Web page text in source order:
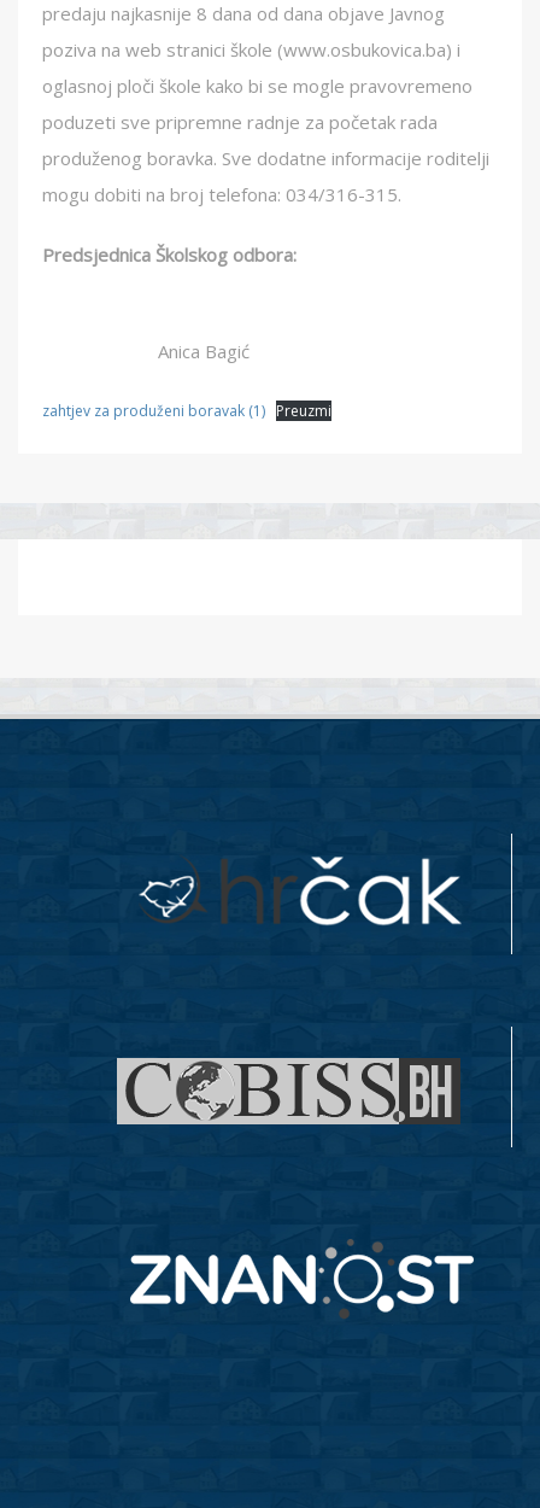
predaju najkasnije 8 dana od dana objave Javnog
poziva na web stranici škole (www.osbukovica.ba) i
oglasnoj ploči škole kako bi se mogle pravovremeno
poduzeti sve pripremne radnje za početak rada
produženog boravka. Sve dodatne informacije roditelji
mogu dobiti na broj telefona: 034/316-315.
Predsjednica Školskog odbora:
Anica Bagić
zahtjev za produženi boravak (1) Preuzmi